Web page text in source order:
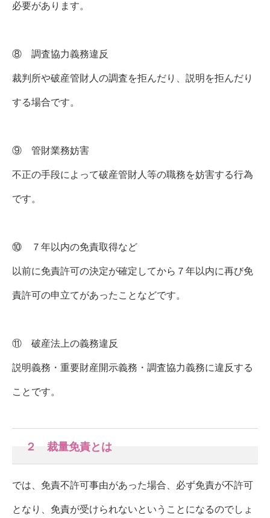
必要があります。
⑧ 調査協力義務違反
裁判所や破産管財人の調査を拒んだり、説明を拒んだり
する場合です。
⑨ 管財業務妨害
不正の手段によって破産管財人等の職務を妨害する行為
です。
⑩ ７年以内の免責取得など
以前に免責許可の決定が確定してから７年以内に再び免
責許可の申立てがあったことなどです。
⑪ 破産法上の義務違反
説明義務・重要財産開示義務・調査協力義務に違反する
ことです。
２ 裁量免責とは
では、免責不許可事由があった場合、必ず免責が不許可
となり、免責が受けられないということになるのでしょ